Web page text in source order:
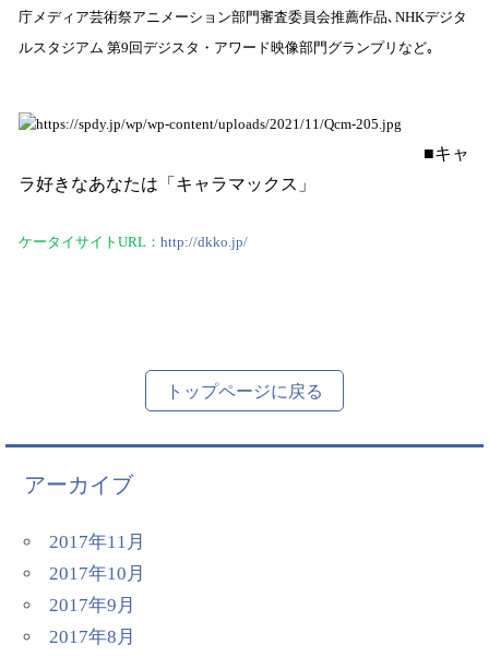
庁メディア芸術祭アニメーション部門審査委員会推薦作品､ NHKデジタ
ルスタジアム 第9回デジスタ・アワード映像部門グランプリなど｡
■キャ
ラ好きなあなたは「キャラマックス」
ケータイサイト URL ： http://dkko.jp/
トップページに戻る
アーカイブ
2017年11月
2017年10月
2017年9月
2017年8月